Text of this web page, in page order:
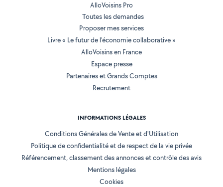
AlloVoisins Pro
Toutes les demandes
Proposer mes services
Livre « Le futur de l'économie collaborative »
AlloVoisins en France
Espace presse
Partenaires et Grands Comptes
Recrutement
INFORMATIONS LÉGALES
Conditions Générales de Vente et d'Utilisation
Politique de confidentialité et de respect de la vie privée
Référencement, classement des annonces et contrôle des avis
Mentions légales
Cookies